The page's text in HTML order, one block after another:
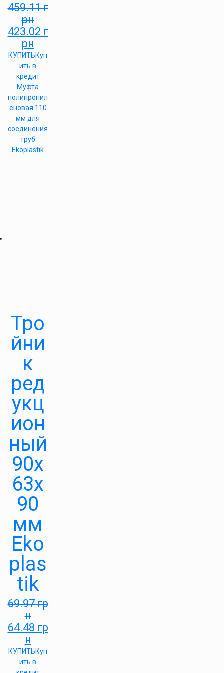
459.11г
рн
423.02 г
рн
КУПИТЬКуп
ить в
кредит
Муфта
полипропил
еновая 110
мм для
соединения
труб
Ekoplastik
Тро
йни
к
ред
укц
ион
ный
90х
63х
90
мм
Eko
plas
tik
69.97гр
н
64.48 гр
н
КУПИТЬКуп
ить в